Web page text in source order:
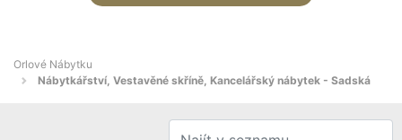
Orlové Nábytku
Nábytkářství, Vestavěné skříně, Kancelářský nábytek - Sadská